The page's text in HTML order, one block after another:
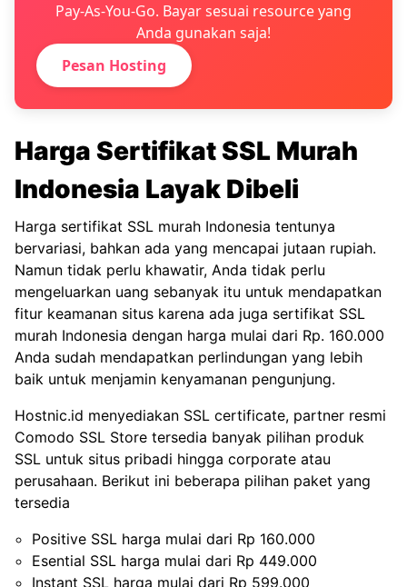
Pay-As-You-Go. Bayar sesuai resource yang
Anda gunakan saja!
Pesan Hosting
Harga Sertifikat SSL Murah
Indonesia Layak Dibeli
Harga sertifikat SSL murah Indonesia tentunya
bervariasi, bahkan ada yang mencapai jutaan rupiah.
Namun tidak perlu khawatir, Anda tidak perlu
mengeluarkan uang sebanyak itu untuk mendapatkan
fitur keamanan situs karena ada juga sertifikat SSL
murah Indonesia dengan harga mulai dari Rp. 160.000
Anda sudah mendapatkan perlindungan yang lebih
baik untuk menjamin kenyamanan pengunjung.
Hostnic.id menyediakan SSL certificate, partner resmi
Comodo SSL Store tersedia banyak pilihan produk
SSL untuk situs pribadi hingga corporate atau
perusahaan. Berikut ini beberapa pilihan paket yang
tersedia
Positive SSL harga mulai dari Rp 160.000
Esential SSL harga mulai dari Rp 449.000
Instant SSL harga mulai dari Rp 599.000